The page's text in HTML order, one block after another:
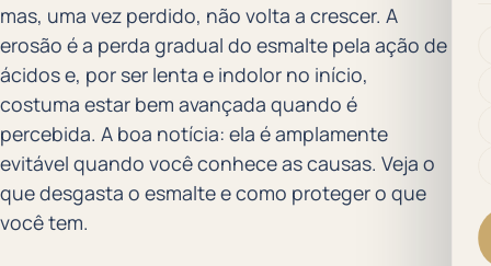
mas, uma vez perdido, não volta a crescer. A
erosão é a perda gradual do esmalte pela ação de
ácidos e, por ser lenta e indolor no início,
costuma estar bem avançada quando é
percebida. A boa notícia: ela é amplamente
evitável quando você conhece as causas. Veja o
que desgasta o esmalte e como proteger o que
você tem.